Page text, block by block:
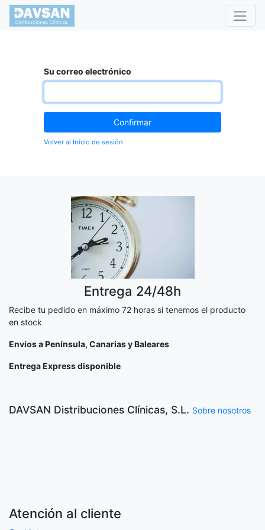
Su correo electrónico
Confirmar
Volver al Inicio de sesión
Entrega 24/48h
Recibe tu pedido en máximo 72 horas si tenemos el producto
en stock
Envíos a Península, Canarias y Baleares
Entrega Express disponible
DAVSAN Distribuciones Clínicas, S.L. Sobre nosotros
Atención al cliente